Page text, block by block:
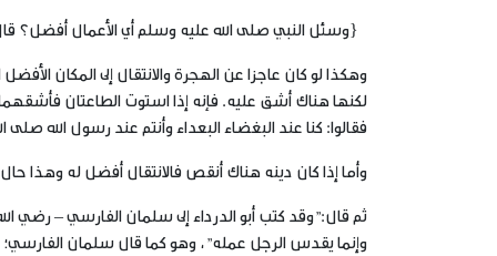
{وسئل النبي صلى الله عليه وسلم أي الأعمال أفضل؟
وهكذا لو كان عاجزا عن الهجرة والانتقال إلى المكان
لكنها هناك أشق عليه. فإنه إذا استوت الطاعتان
فقالوا: كنا عند البغضاء البعداء وأنتم عند رسول الله
وأما إذا كان دينه هناك أنقص فالانتقال أفضل له وهذا
ثم قال:”وقد كتب أبو الدرداء إلى سلمان الفارسي – رضي
وإنما يقدس الرجل عمله”، وهو كما قال سلمان الفارسي؛